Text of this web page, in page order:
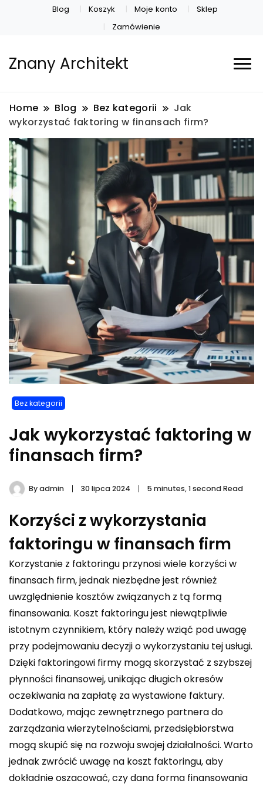
Blog Koszyk Moje konto
Sklep
Zamówienie
Znany Architekt
Home Blog Bez kategorii
Jak
wykorzystać faktoring w finansach firm?
Bez kategorii
Jak wykorzystać faktoring w
finansach firm?
Byadmin 30 lipca 2024 5 minutes, 1 second Read
Korzyści z wykorzystania
faktoringu w finansach firm
Korzystanie z faktoringu przynosi wiele korzyści w
finansach firm, jednak niezbędne jest również
uwzględnienie kosztów związanych z tą formą
finansowania. Koszt faktoringu jest niewątpliwie
istotnym czynnikiem, który należy wziąć pod uwagę
przy podejmowaniu decyzji o wykorzystaniu tej usługi.
Dzięki faktoringowi firmy mogą skorzystać z szybszej
płynności finansowej, unikając długich okresów
oczekiwania na zapłatę za wystawione faktury.
Dodatkowo, mając zewnętrznego partnera do
zarządzania wierzytelnościami, przedsiębiorstwa
mogą skupić się na rozwoju swojej działalności. Warto
jednak zwrócić uwagę na koszt faktoringu, aby
dokładnie oszacować, czy dana forma finansowania